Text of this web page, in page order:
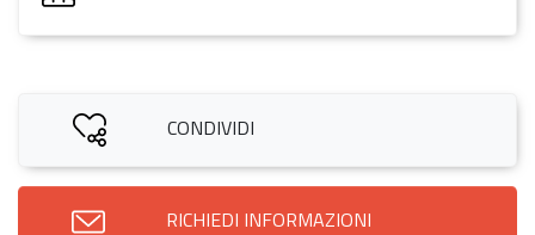
CONDIVIDI
RICHIEDI INFORMAZIONI